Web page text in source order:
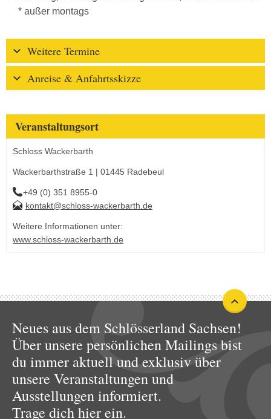
* außer montags
Weitere Termine
Anreise & Anfahrtsskizze
Veranstaltungsort
Schloss Wackerbarth
Wackerbarthstraße 1 | 01445 Radebeul
+49 (0) 351 8955-0
kontakt@schloss-wackerbarth.de
Weitere Informationen unter:
www.schloss-wackerbarth.de
Neues aus dem Schlösserland Sachsen!
Über unsere persönlichen Mailings bist
du immer aktuell und exklusiv über
unsere Veranstaltungen und
Ausstellungen informiert.
Trage dich hier ein.